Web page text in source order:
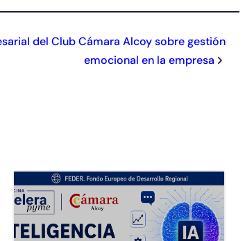
del Club Cámara Alcoy sobre gestión
emocional en la empresa